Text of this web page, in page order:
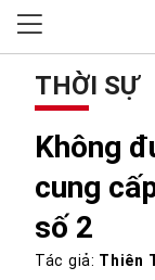
THỜI SỰ
Không
cung
số 2
Tác giả: Thiên